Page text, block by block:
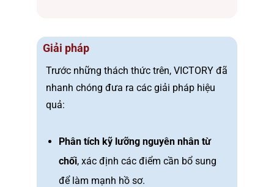
Giải pháp
Trước những thách thức trên, VICTORY đã
nhanh chóng đưa ra các giải pháp hiệu
quả:
Phân tích kỹ lưỡng nguyên nhân từ
chối, xác định các điểm cần bổ sung
để làm mạnh hồ sơ.